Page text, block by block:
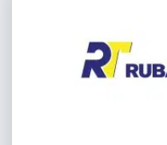
conductores